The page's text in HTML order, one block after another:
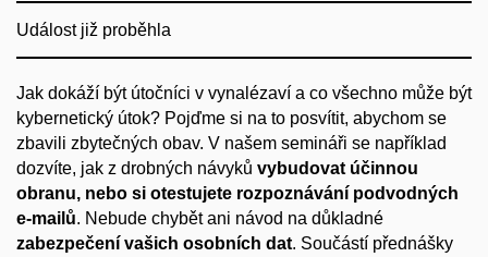
Událost již proběhla
Jak dokáží být útočníci v vynalézaví a co všechno může být
kybernetický útok? Pojďme si na to posvítit, abychom se
zbavili zbytečných obav. V našem semináři se například
dozvíte, jak z drobných návyků vybudovat účinnou
obranu, nebo si otestujete rozpoznávání podvodných
e-mailů. Nebude chybět ani návod na důkladné
zabezpečení vašich osobních dat. Součástí přednášky